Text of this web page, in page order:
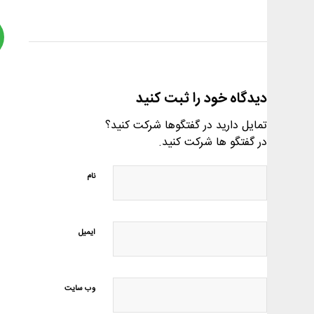
دیدگاه خود را ثبت کنید
تمایل دارید در گفتگوها شرکت کنید؟
در گفتگو ها شرکت کنید.
نام
ایمیل
وب‌ سایت